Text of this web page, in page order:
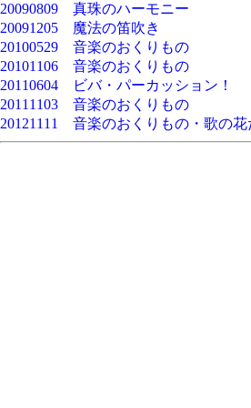
20090809 真珠のハーモニー
20091205 魔法の笛吹き
20100529 音楽のおくりもの
20101106 音楽のおくりもの
20110604 ビバ・パーカッション！
20111103 音楽のおくりもの
20121111 音楽のおくりもの・歌の花